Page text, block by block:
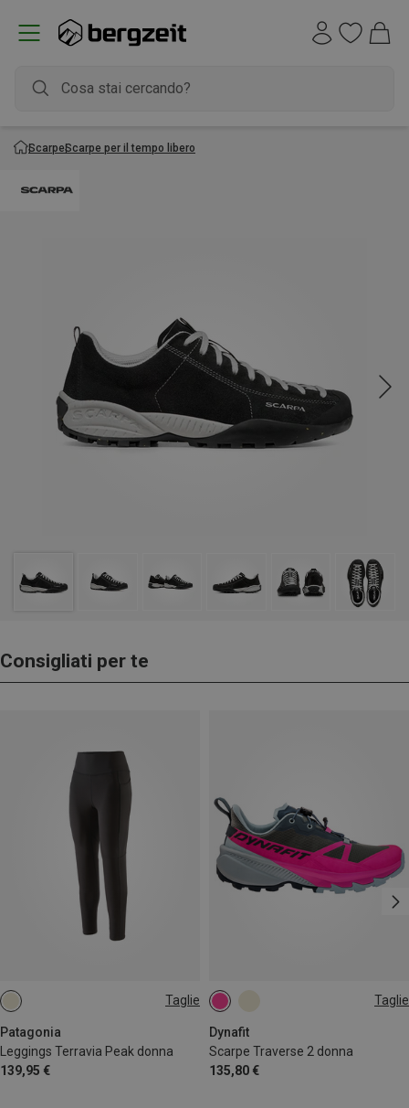
ScarpeScarpe per il tempo libero
Consigliati per te
Taglie
Patagonia
Leggings Terravia Peak donna
139,95 €
XS
XXL
Taglie
Dynafit
Scarpe Traverse 2 donna
135,80 €